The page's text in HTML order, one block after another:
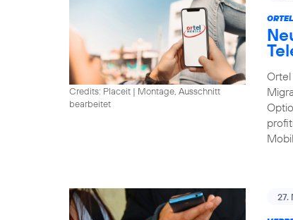
Credits: Placeit | Montage, Ausschnitt
bearbeitet
27.